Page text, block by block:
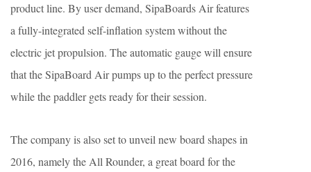
product line. By user demand, SipaBoards Air features
a fully-integrated self-inflation system without the
electric jet propulsion. The automatic gauge will ensure
that the SipaBoard Air pumps up to the perfect pressure
while the paddler gets ready for their session.
The company is also set to unveil new board shapes in
2016, namely the All Rounder, a great board for the